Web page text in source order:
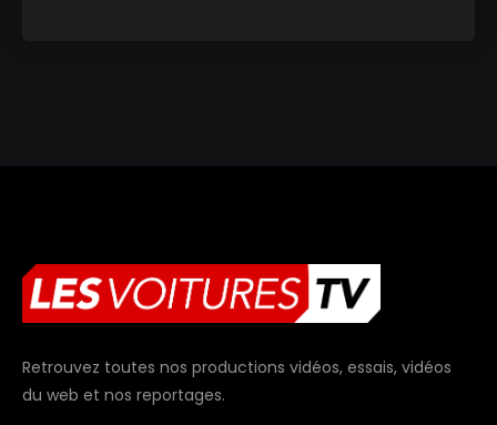
Retrouvez toutes nos productions vidéos, essais, vidéos
du web et nos reportages.